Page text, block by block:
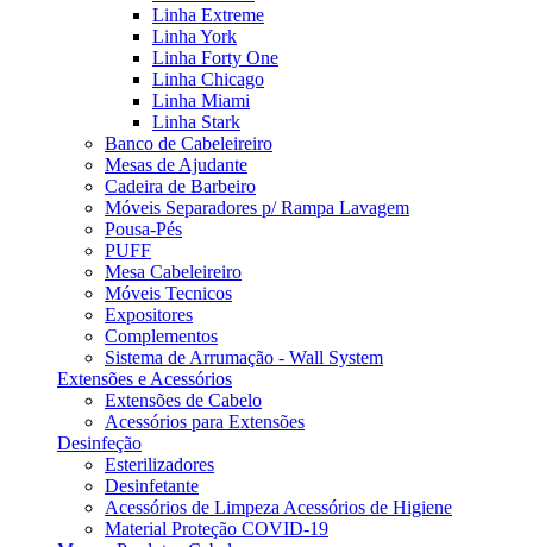
Linha Extreme
Linha York
Linha Forty One
Linha Chicago
Linha Miami
Linha Stark
Banco de Cabeleireiro
Mesas de Ajudante
Cadeira de Barbeiro
Móveis Separadores p/ Rampa Lavagem
Pousa-Pés
PUFF
Mesa Cabeleireiro
Móveis Tecnicos
Expositores
Complementos
Sistema de Arrumação - Wall System
Extensões e Acessórios
Extensões de Cabelo
Acessórios para Extensões
Desinfeção
Esterilizadores
Desinfetante
Acessórios de Limpeza Acessórios de Higiene
Material Proteção COVID-19